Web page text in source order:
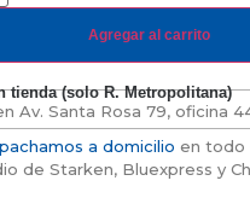
Agregar al carrito
tienda (solo R. Metropolitana)
Av. Santa Rosa 79, oficina
a domicilio en todo
de Starken, Bluexpress y